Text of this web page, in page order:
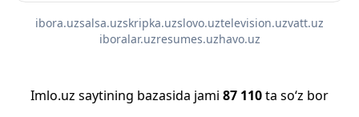
ibora.uzsalsa.uzskripka.uzslovo.uztelevision.uzvatt.uz
iboralar.uzresumes.uzhavo.uz
Imlo.uz saytining bazasida jami 87 110ta so‘z bor